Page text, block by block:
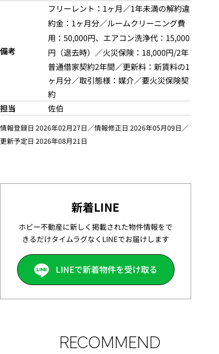
備考
フリーレント：1ヶ月／1年未満の解約違
約金： 1ヶ月分／ルームクリーニング費
用：50,000円、エアコン洗浄代：15,000
円（退去時）／火災保険：18,000円/2年
普通借家契約2年間／更新料：新賃料の1
ヶ月分／取引態様：媒介／要火災保険契
約
担当
佐伯
情報登録日 2026年02月27日／情報修正日 2026年05月09日／
更新予定日 2026年08月21日
新着LINE
ホビー不動産に新しく掲載された物件情報をで
きるだけタイムラグなくLINEでお届けします
LINEで新着物件を受け取る
RECOMMEND